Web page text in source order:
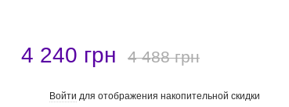
4 240 грн 4 488 грн
Войти для отображения накопительной скидки